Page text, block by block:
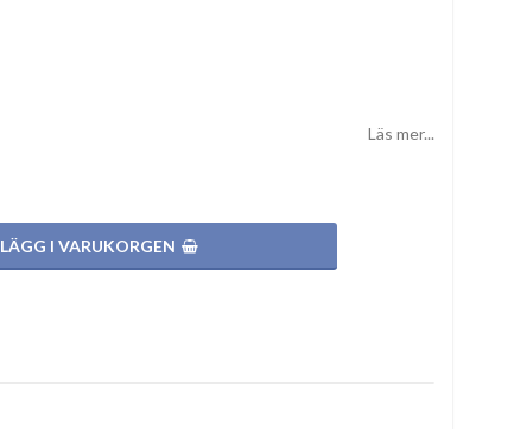
Läs mer...
LÄGG I VARUKORGEN